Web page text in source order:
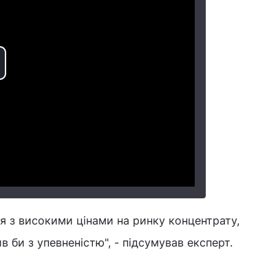
з високими цінами на ринку концентрату,
з упевненістю", - підсумував експерт.